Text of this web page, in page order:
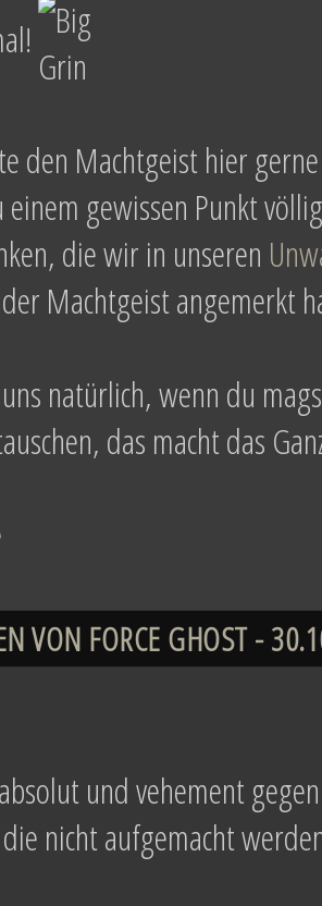
den Machtgeist hier
einem gewissen Punkt
die wir in unseren
Machtgeist angemerkt
natürlich, wenn du
das macht das
VON FORCE GHOST -
und vehement
nicht aufgemacht